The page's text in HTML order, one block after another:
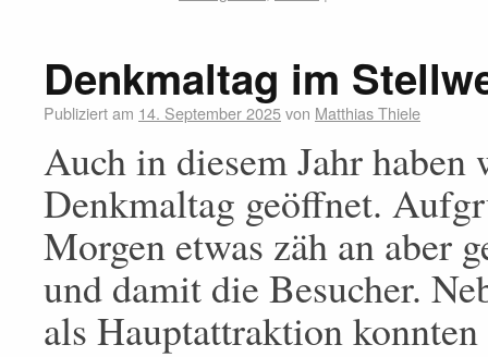
Denkmaltag im
Publiziert am 14. September 2025von Matthias Thiele
Auch in diesem Jahr
Denkmaltag geöffnet.
Morgen etwas zäh an aber
und damit die Besucher.
als Hauptattraktion